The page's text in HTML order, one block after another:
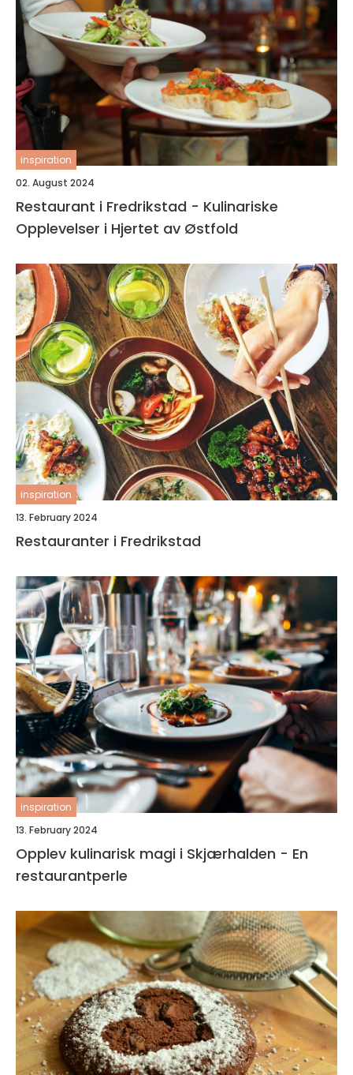
inspiration
02. August 2024
Restaurant i Fredrikstad - Kulinariske
Opplevelser i Hjertet av Østfold
inspiration
13. February 2024
Restauranter i Fredrikstad
inspiration
13. February 2024
Opplev kulinarisk magi i Skjærhalden - En
restaurantperle